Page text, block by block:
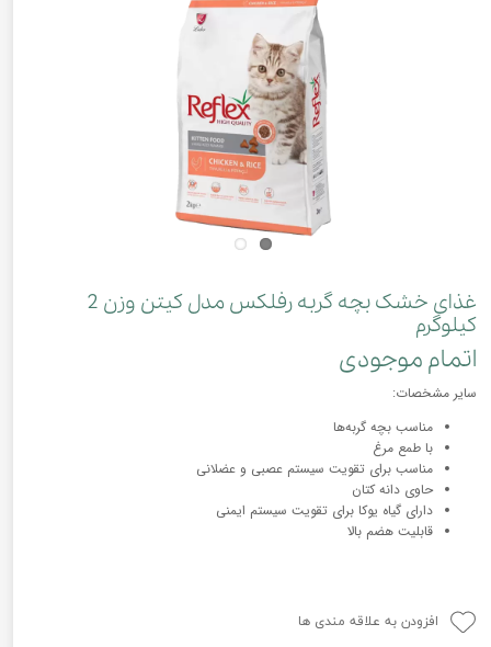
غذای خشک بچه گربه رفلکس مدل کیتن وزن 2
کیلوگرم
اتمام موجودی
سایر مشخصات:
مناسب بچه گربه‌ها
با طمع مرغ
مناسب برای تقویت سیستم عصبی و عضلانی
حاوی دانه کتان
دارای گیاه یوکا برای تقویت سیستم ایمنی
قابلیت هضم بالا
افزودن به علاقه مندی ها